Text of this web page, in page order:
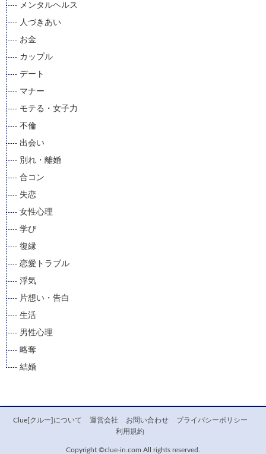
メンタルヘルス
人づきあい
お金
カップル
デート
マナー
モテる・女子力
不倫
出会い
別れ・離婚
合コン
失恋
女性心理
学び
復縁
恋愛トラブル
浮気
片想い・告白
生活
男性心理
略奪
結婚
Clue[クルー]について 運営会社 お問い合わせ
プライバシーポリシー
利用規約
Copyright ©clue-in.com All rights reserved.